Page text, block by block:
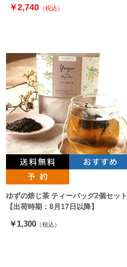
￥2,740 （税込）
ゆずの焙じ茶 ティーバッグ2個セット
【出荷時期：8月17日以降】
￥1,300 （税込）